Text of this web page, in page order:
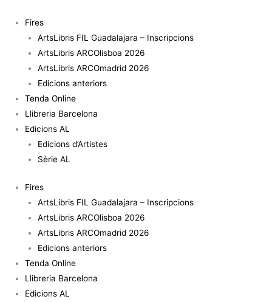
contingut
Fires
ArtsLibris FIL Guadalajara – Inscripcions
ArtsLibris ARCOlisboa 2026
ArtsLibris ARCOmadrid 2026
Edicions anteriors
Tenda Online
Llibreria Barcelona
Edicions AL
Edicions d’Artistes
Sèrie AL
Fires
ArtsLibris FIL Guadalajara – Inscripcions
ArtsLibris ARCOlisboa 2026
ArtsLibris ARCOmadrid 2026
Edicions anteriors
Tenda Online
Llibreria Barcelona
Edicions AL
Story